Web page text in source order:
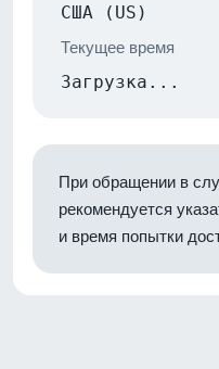
США (US)
Текущее время
Загрузка...
При обращении в
рекомендуется
и время попытки